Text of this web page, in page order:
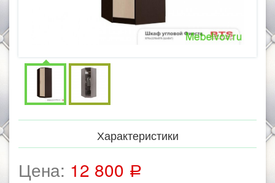
Характеристики
Цена: 12 800 Р